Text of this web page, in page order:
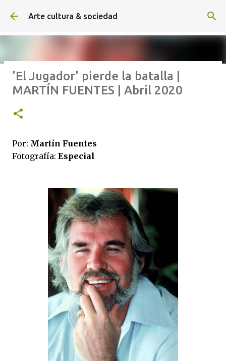
Ir al contenido principal
Arte cultura & sociedad
ALEXA DE HOYOS | El arte de
hacer cine sin excusas | ROBERTO
GARZA | Agosto 2026
'El Jugador' pierde la batalla |
MARTÍN FUENTES | Abril 2020
Por: Martín Fuentes
Fotografía: Especial